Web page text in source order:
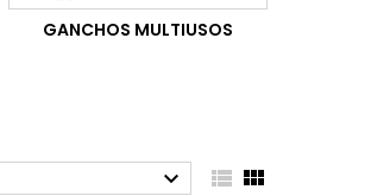
GANCHOS MULTIUSOS
  